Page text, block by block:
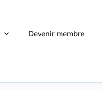
Devenir membre